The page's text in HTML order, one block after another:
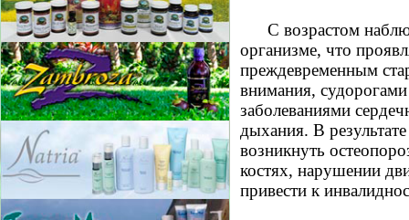
С возрастом
организме, что
преждевременным
внимания,
заболеваниями
дыхания. В
возникнуть
костях, нарушении
привести к